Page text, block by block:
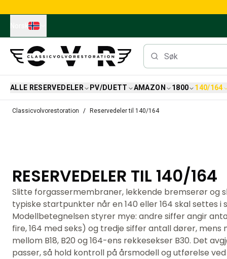
ALLE RESERVEDELER PV/DUETT AMAZON 1800 140/164
PV/Duett Forstilling
PV/Duett Interiør
PV/Duett Karosseri
PV/Duett Kraftoverføring/bakaksel
PV/Duett Kjølesystem
PV/Duett Motordeler
Øvrig PV/Duett
Classicvolvorestoration Reservedeler til 140/164
RESERVEDELER TIL 140/164
Slitte forgassermembraner, lekkende bremserør og
typiske startpunkter når en 140 eller 164 skal settes i
Modellbetegnelsen styrer mye: andre siffer angir
fire, 164 med seks) og tredje siffer antall dører,
mellom B18, B20 og 164-ens rekkesekser B30. Det
passer, så hold kontroll på årsmodell og utførelse